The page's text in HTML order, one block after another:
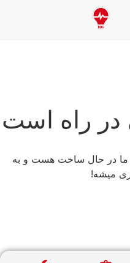
راه است
در حال ساخت هست و به
میشه!